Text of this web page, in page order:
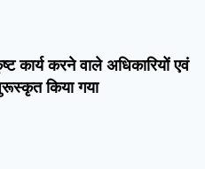
करने वाले अधिकारियों एवं
किया गया